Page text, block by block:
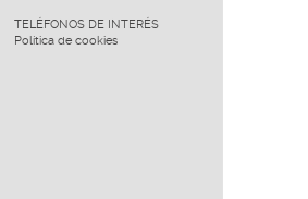
TELÉFONOS DE INTERÉS
Política de cookies